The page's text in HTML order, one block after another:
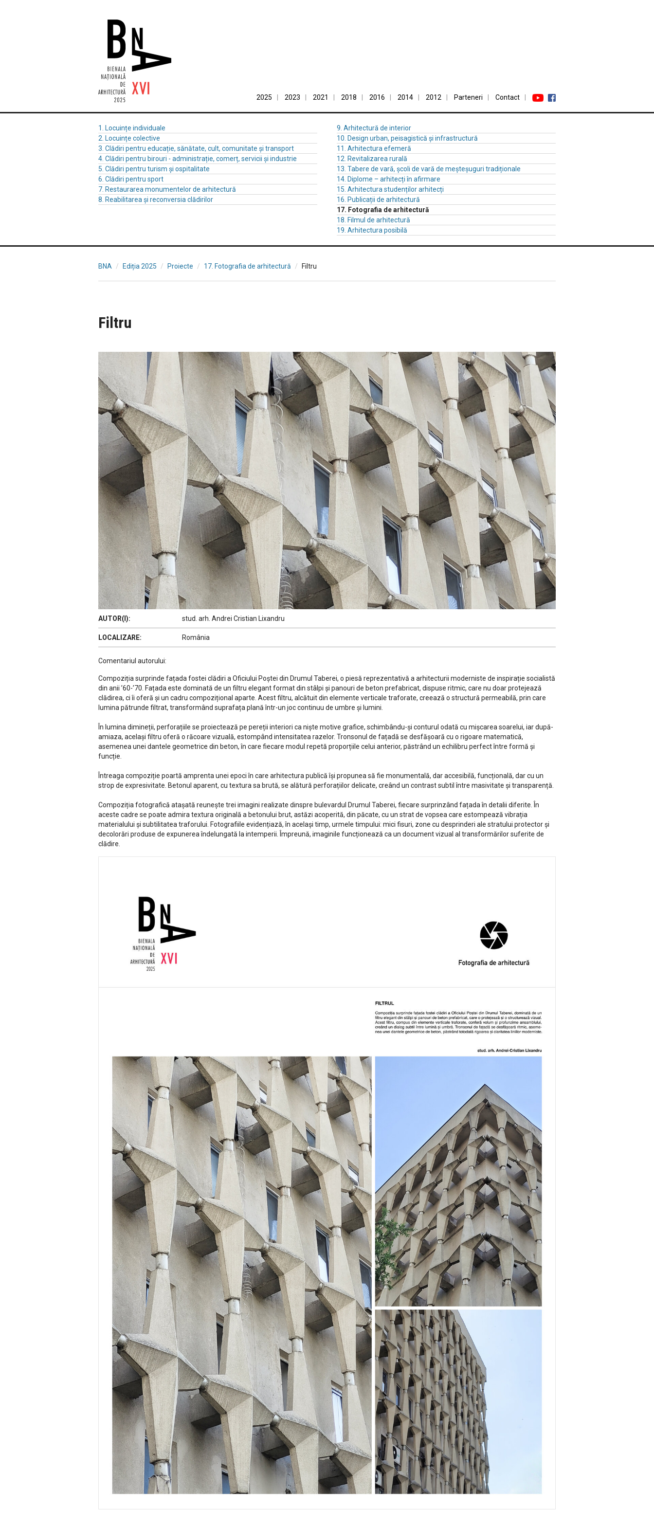
2025 2023 2021 2018 2016 2014 2012 Parteneri Contact
1. Locuințe individuale
2. Locuințe colective
3. Clădiri pentru educație, sănătate, cult, comunitate și transport
4. Clădiri pentru birouri - administrație, comerț, servicii și industrie
5. Clădiri pentru turism și ospitalitate
6. Clădiri pentru sport
7. Restaurarea monumentelor de arhitectură
8. Reabilitarea și reconversia clădirilor
9. Arhitectură de interior
10. Design urban, peisagistică și infrastructură
11. Arhitectura efemeră
12. Revitalizarea rurală
13. Tabere de vară, școli de vară de meșteșuguri tradiționale
14. Diplome – arhitecți în afirmare
15. Arhitectura studenților arhitecți
16. Publicații de arhitectură
17. Fotografia de arhitectură
18. Filmul de arhitectură
19. Arhitectura posibilă
BNA Ediția 2025 Proiecte 17. Fotografia de arhitectură Filtru
Filtru
AUTOR(I): stud. arh. Andrei Cristian Lixandru
LOCALIZARE: România
Comentariul autorului:
Compoziția surprinde fațada fostei clădiri a Oficiului Poștei din Drumul Taberei, o piesă reprezentativă a arhitecturii moderniste de inspirație socialistă
din anii ’60-’70. Fațada este dominată de un filtru elegant format din stâlpi și panouri de beton prefabricat, dispuse ritmic, care nu doar protejează
clădirea, ci îi oferă și un cadru compozițional aparte. Acest filtru, alcătuit din elemente verticale traforate, creează o structură permeabilă, prin care
lumina pătrunde filtrat, transformând suprafața plană într-un joc continuu de umbre și lumini.
În lumina dimineții, perforațiile se proiectează pe pereții interiori ca niște motive grafice, schimbându-și conturul odată cu mișcarea soarelui, iar după-
amiaza, același filtru oferă o răcoare vizuală, estompând intensitatea razelor. Tronsonul de fațadă se desfășoară cu o rigoare matematică,
asemenea unei dantele geometrice din beton, în care fiecare modul repetă proporțiile celui anterior, păstrând un echilibru perfect între formă și
funcție.
Întreaga compoziție poartă amprenta unei epoci în care arhitectura publică își propunea să fie monumentală, dar accesibilă, funcțională, dar cu un
strop de expresivitate. Betonul aparent, cu textura sa brută, se alătură perforațiilor delicate, creând un contrast subtil între masivitate și transparență.
Compoziția fotografică atașată reunește trei imagini realizate dinspre bulevardul Drumul Taberei, fiecare surprinzând fațada în detalii diferite. În
aceste cadre se poate admira textura originală a betonului brut, astăzi acoperită, din păcate, cu un strat de vopsea care estompează vibrația
materialului și subtilitatea traforului. Fotografiile evidențiază, în același timp, urmele timpului: mici fisuri, zone cu desprinderi ale stratului protector și
decolorări produse de expunerea îndelungată la intemperii. Împreună, imaginile funcționează ca un document vizual al transformărilor suferite de
clădire.